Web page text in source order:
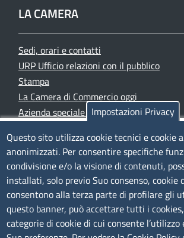
LA CAMERA
Sedi, orari e contatti
URP Ufficio relazioni con il pubblico
Stampa
La Camera di Commercio oggi
Azienda speciale PromoFirenze
TRASPARENZA
Albo Online
Amministrazione trasparente
Bandi e concorsi
Impostazioni Privacy
Questo sito utilizza cookie tecnici e cookie
anonimizzati. Per consentire specifiche
condivisione e/o la visione di contenuti,
installati, solo previo Suo consenso, cookie
consentono alla terza parte di profilare gli
questo banner, può accettare tutti i
categorie di cookie di cui consente